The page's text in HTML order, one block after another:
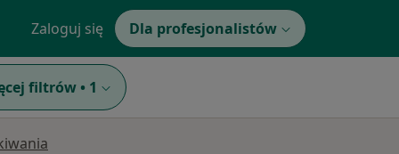
Zaloguj się Dla profesjonalistów
filtrów • 1